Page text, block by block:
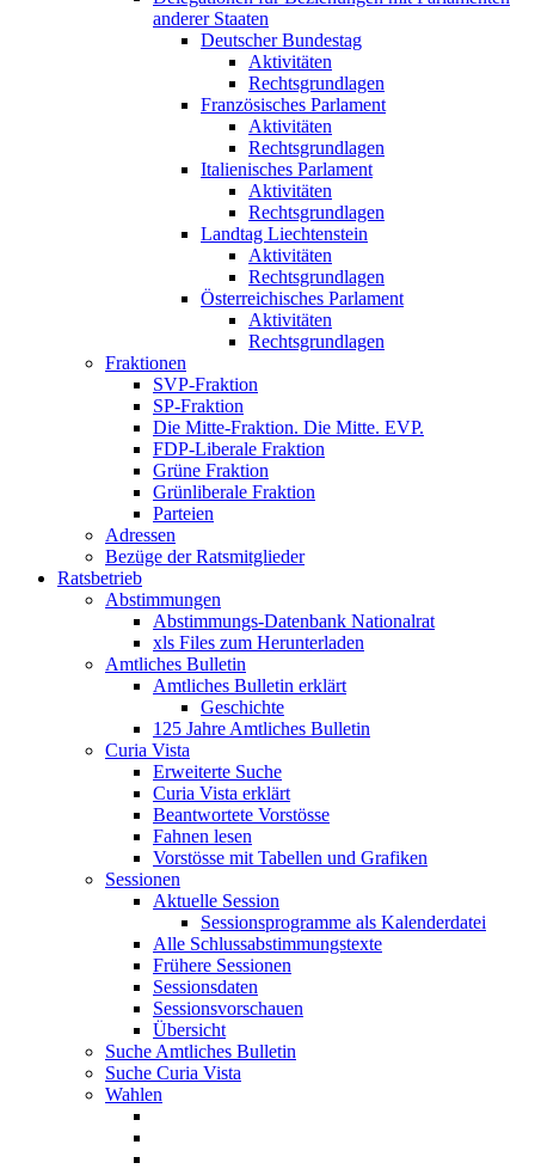
anderer Staaten
Deutscher Bundestag
Aktivitäten
Rechtsgrundlagen
Französisches Parlament
Aktivitäten
Rechtsgrundlagen
Italienisches Parlament
Aktivitäten
Rechtsgrundlagen
Landtag Liechtenstein
Aktivitäten
Rechtsgrundlagen
Österreichisches Parlament
Aktivitäten
Rechtsgrundlagen
Fraktionen
SVP-Fraktion
SP-Fraktion
Die Mitte-Fraktion. Die Mitte. EVP.
FDP-Liberale Fraktion
Grüne Fraktion
Grünliberale Fraktion
Parteien
Adressen
Bezüge der Ratsmitglieder
Ratsbetrieb
Abstimmungen
Abstimmungs-Datenbank Nationalrat
xls Files zum Herunterladen
Amtliches Bulletin
Amtliches Bulletin erklärt
Geschichte
125 Jahre Amtliches Bulletin
Curia Vista
Erweiterte Suche
Curia Vista erklärt
Beantwortete Vorstösse
Fahnen lesen
Vorstösse mit Tabellen und Grafiken
Sessionen
Aktuelle Session
Sessionsprogramme als Kalenderdatei
Alle Schlussabstimmungstexte
Frühere Sessionen
Sessionsdaten
Sessionsvorschauen
Übersicht
Suche Amtliches Bulletin
Suche Curia Vista
Wahlen